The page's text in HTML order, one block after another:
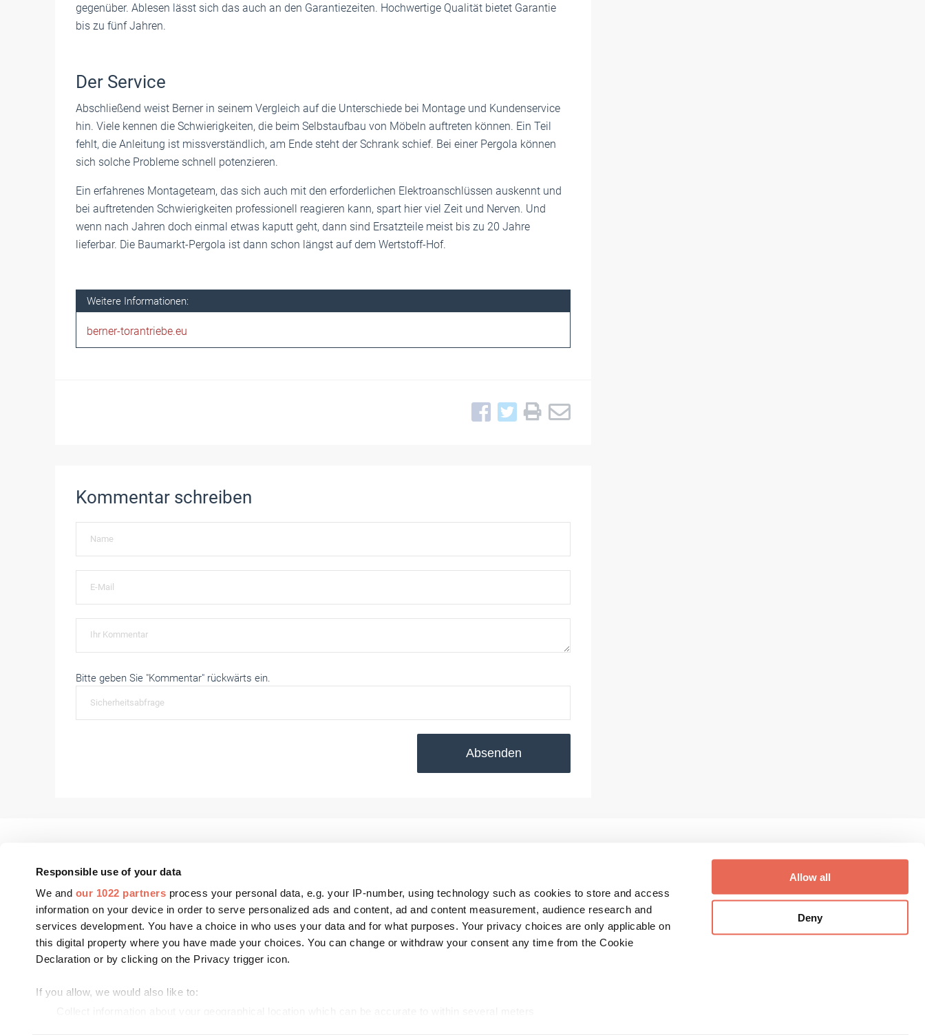
Responsible use of your data
We and our 1022 partners process your personal data, e.g. your IP-number, using technology such as cookies to store and access
information on your device in order to serve personalized ads and content, ad and content measurement, audience research and
services development. You have a choice in who uses your data and for what purposes. Your privacy choices are only applicable on
this digital property where you have made your choices. You can change or withdraw your consent any time from the Cookie
Declaration or by clicking on the Privacy trigger icon.
If you allow, we would also like to:
Allow all
Deny
gegenüber. Ablesen lässt sich das auch an den Garantiezeiten. Hochwertige Qualität bietet Garantie
bis zu fünf Jahren.
Der Service
Abschließend weist Berner in seinem Vergleich auf die Unterschiede bei Montage und Kundenservice
hin. Viele kennen die Schwierigkeiten, die beim Selbstaufbau von Möbeln auftreten können. Ein Teil
fehlt, die Anleitung ist missverständlich, am Ende steht der Schrank schief. Bei einer Pergola können
sich solche Probleme schnell potenzieren.
Ein erfahrenes Montageteam, das sich auch mit den erforderlichen Elektroanschlüssen auskennt und
bei auftretenden Schwierigkeiten professionell reagieren kann, spart hier viel Zeit und Nerven. Und
wenn nach Jahren doch einmal etwas kaputt geht, dann sind Ersatzteile meist bis zu 20 Jahre
lieferbar. Die Baumarkt-Pergola ist dann schon längst auf dem Wertstoff-Hof.
Weitere Informationen:
berner-torantriebe.eu
Kommentar schreiben
Bitte geben Sie "Kommentar" rückwärts ein.
Absenden
FASSADE Aktuell
FASSADE BIM
FASSADE Kooperationspartner
FASSADE Redaktionsbeirat
Fenster+Glas Aktuell
Fenster+Glas Fachartikel
Fenster+Glas Technische
Richtlinien
RTS Aktuell
RTS Messezeitung
FoWi Aktuell
Digithek Registrierung